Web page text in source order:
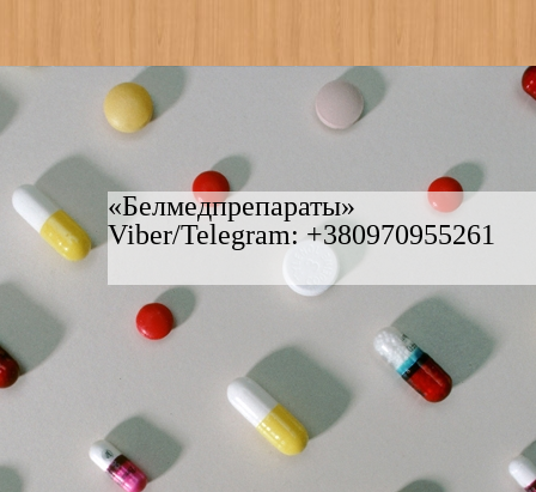
«Белмедпрепараты»
Viber/Telegram: +380970955261